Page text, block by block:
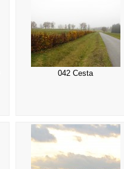
042 Cesta